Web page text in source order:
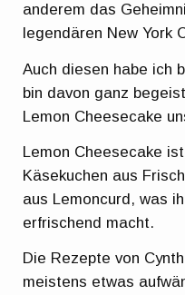
anderem das
legendären New York
Auch diesen habe ich
bin davon ganz
Lemon Cheesecake
Lemon Cheesecake
Käsekuchen aus
aus Lemoncurd, was
erfrischend macht.
Die Rezepte von
meistens etwas